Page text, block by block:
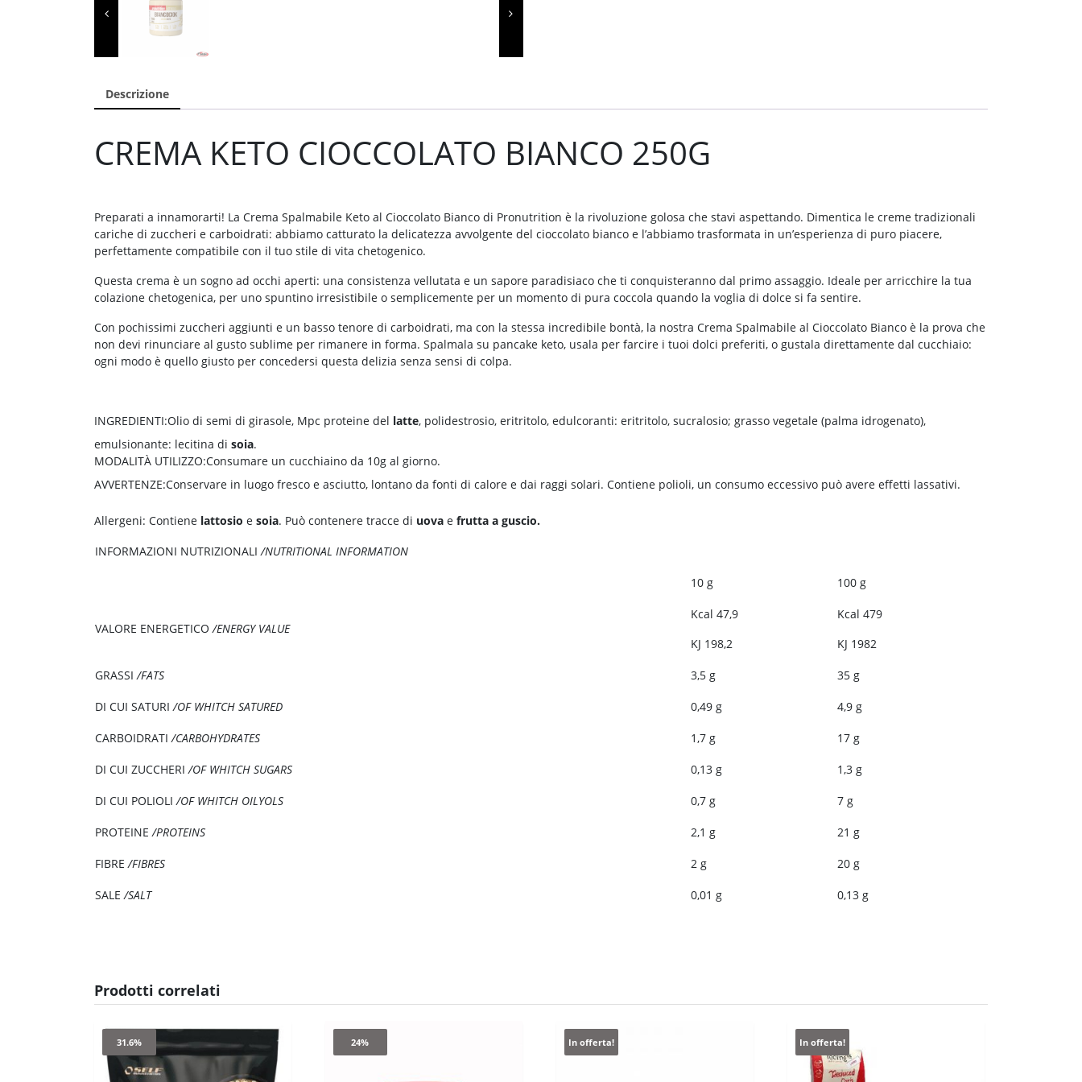
Descrizione
CREMA KETO CIOCCOLATO BIANCO 250G
Preparati a innamorarti! La Crema Spalmabile Keto al Cioccolato Bianco di Pronutrition è la rivoluzione golosa che stavi aspettando. Dimentica le creme tradizionali
cariche di zuccheri e carboidrati: abbiamo catturato la delicatezza avvolgente del cioccolato bianco e l’abbiamo trasformata in un’esperienza di puro piacere,
perfettamente compatibile con il tuo stile di vita chetogenico.
Questa crema è un sogno ad occhi aperti: una consistenza vellutata e un sapore paradisiaco che ti conquisteranno dal primo assaggio. Ideale per arricchire la tua
colazione chetogenica, per uno spuntino irresistibile o semplicemente per un momento di pura coccola quando la voglia di dolce si fa sentire.
Con pochissimi zuccheri aggiunti e un basso tenore di carboidrati, ma con la stessa incredibile bontà, la nostra Crema Spalmabile al Cioccolato Bianco è la prova che
non devi rinunciare al gusto sublime per rimanere in forma. Spalmala su pancake keto, usala per farcire i tuoi dolci preferiti, o gustala direttamente dal cucchiaio:
ogni modo è quello giusto per concedersi questa delizia senza sensi di colpa.
INGREDIENTI:Olio di semi di girasole, Mpc proteine del latte, polidestrosio, eritritolo, edulcoranti: eritritolo, sucralosio; grasso vegetale (palma idrogenato),
emulsionante: lecitina di soia.
MODALITÀ UTILIZZO:Consumare un cucchiaino da 10g al giorno.
AVVERTENZE:Conservare in luogo fresco e asciutto, lontano da fonti di calore e dai raggi solari. Contiene polioli, un consumo eccessivo può avere effetti lassativi.
Allergeni: Contiene lattosio e soia. Può contenere tracce di uova e frutta a guscio.
INFORMAZIONI NUTRIZIONALI/NUTRITIONAL INFORMATION
10 g 100 g
VALORE ENERGETICO/ENERGY VALUE
Kcal 47,9
KJ 198,2
Kcal 479
KJ 1982
GRASSI/FATS 3,5 g 35 g
DI CUI SATURI/OF WHITCH SATURED 0,49 g 4,9 g
CARBOIDRATI/CARBOHYDRATES 1,7 g 17 g
DI CUI ZUCCHERI/OF WHITCH SUGARS 0,13 g 1,3 g
DI CUI POLIOLI /OF WHITCH OILYOLS 0,7 g 7 g
PROTEINE/PROTEINS 2,1 g 21 g
FIBRE/FIBRES 2 g 20 g
SALE/SALT 0,01 g 0,13 g
Prodotti correlati
31.6% 24% In offerta! In offerta!